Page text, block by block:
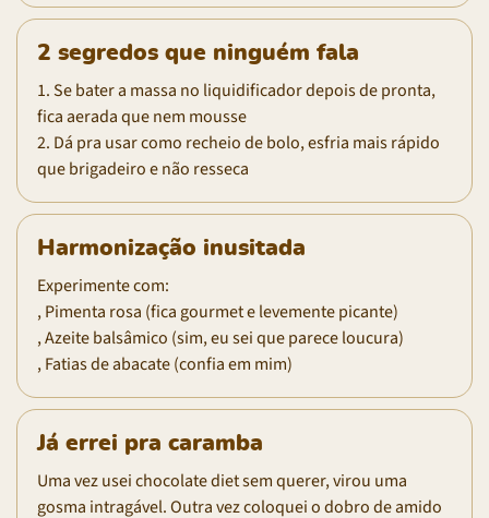
2 segredos que ninguém fala
1. Se bater a massa no liquidificador depois de pronta,
fica aerada que nem mousse
2. Dá pra usar como recheio de bolo, esfria mais rápido
que brigadeiro e não resseca
Harmonização inusitada
Experimente com:
, Pimenta rosa (fica gourmet e levemente picante)
, Azeite balsâmico (sim, eu sei que parece loucura)
, Fatias de abacate (confia em mim)
Já errei pra caramba
Uma vez usei chocolate diet sem querer, virou uma
gosma intragável. Outra vez coloquei o dobro de amido